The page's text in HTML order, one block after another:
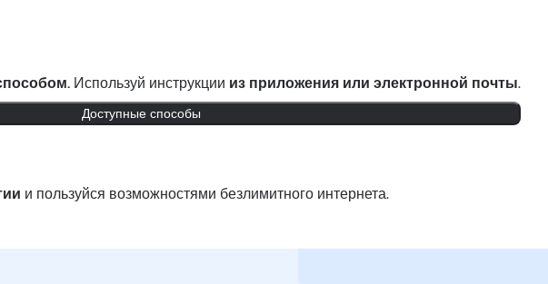
Используй инструкции из приложения или электронной почты.
Доступные способы
и пользуйся возможностями безлимитного интернета.